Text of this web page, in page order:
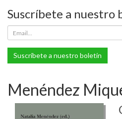
Suscríbete a nuestro
Suscríbete a nuestro boletín
Menéndez